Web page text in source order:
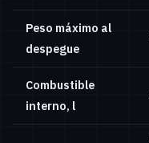
Peso máximo al
despegue
Combustible
interno, l